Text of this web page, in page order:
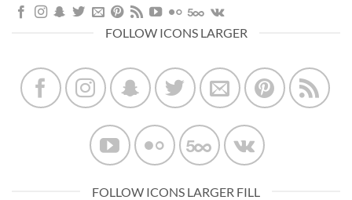
FOLLOW ICONS LARGER
FOLLOW ICONS LARGER FILL